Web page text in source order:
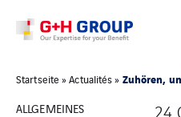
Startseite »Actualités» Zuhören,
ALLGEMEINES
24